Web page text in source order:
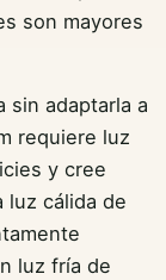
son mayores
sin adaptarla a
requiere luz
y cree
luz cálida de
luz fría de